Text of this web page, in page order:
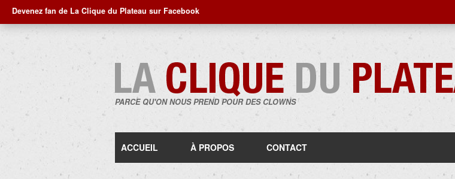
Devenez fan de La Clique du Plateau sur Facebook
PARCE QU'ON NOUS PREND POUR DES CLOWNS
au
ACCUEIL À PROPOS CONTACT